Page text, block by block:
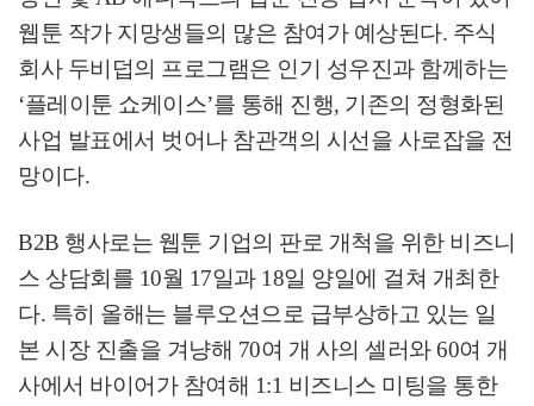
웹툰 작가 지망생들의 많은 참여가 예상된다. 주식
회사 두비덥의 프로그램은 인기 성우진과 함께하는
‘플레이툰 쇼케이스’를 통해 진행, 기존의 정형화된
사업 발표에서 벗어나 참관객의 시선을 사로잡을 전
망이다.
B2B 행사로는 웹툰 기업의 판로 개척을 위한 비즈니
스 상담회를 10월 17일과 18일 양일에 걸쳐 개최한
다. 특히 올해는 블루오션으로 급부상하고 있는 일
본 시장 진출을 겨냥해 70여 개 사의 셀러와60여 개
사에서 바이어가 참여해 1:1 비즈니스 미팅을 통한